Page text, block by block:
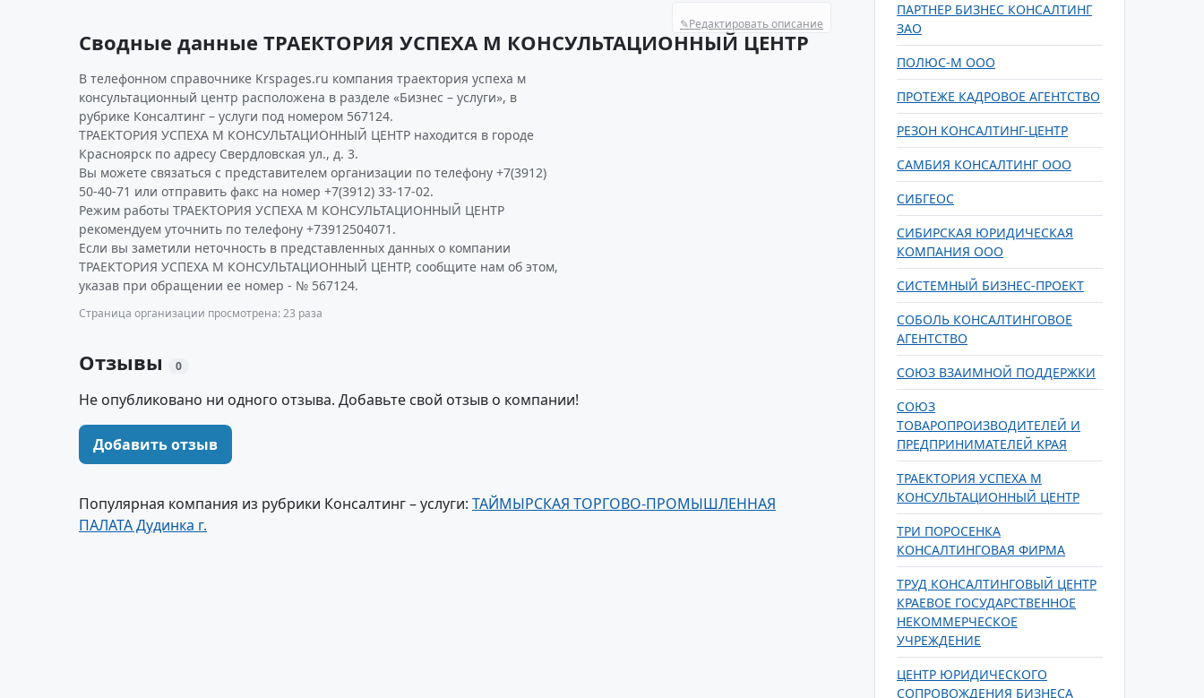
✎Редактировать описание
Сводные данные ТРАЕКТОРИЯ УСПЕХА М КОНСУЛЬТАЦИОННЫЙ ЦЕНТР
В телефонном справочнике Krspages.ru компания траектория успеха м
консультационный центр расположена в разделе «Бизнес – услуги», в
рубрике Консалтинг – услуги под номером 567124.
ТРАЕКТОРИЯ УСПЕХА М КОНСУЛЬТАЦИОННЫЙ ЦЕНТР находится в городе
Красноярск по адресу Свердловская ул., д. 3.
Вы можете связаться с представителем организации по телефону +7(3912)
50-40-71 или отправить факс на номер +7(3912) 33-17-02.
Режим работы ТРАЕКТОРИЯ УСПЕХА М КОНСУЛЬТАЦИОННЫЙ ЦЕНТР
рекомендуем уточнить по телефону +73912504071.
Если вы заметили неточность в представленных данных о компании
ТРАЕКТОРИЯ УСПЕХА М КОНСУЛЬТАЦИОННЫЙ ЦЕНТР, сообщите нам об этом,
указав при обращении ее номер - № 567124.
Страница организации просмотрена: 23 раза
Отзывы 0
Не опубликовано ни одного отзыва. Добавьте свой отзыв о компании!
Добавить отзыв
Популярная компания из рубрики Консалтинг – услуги: ТАЙМЫРСКАЯ ТОРГОВО-ПРОМЫШЛЕННАЯ
ПАЛАТА Дудинка г.
ПАРТНЕР БИЗНЕС КОНСАЛТИНГ
ЗАО
ПОЛЮС-М ООО
ПРОТЕЖЕ КАДРОВОЕ АГЕНТСТВО
РЕЗОН КОНСАЛТИНГ-ЦЕНТР
САМБИЯ КОНСАЛТИНГ ООО
СИБГЕОС
СИБИРСКАЯ ЮРИДИЧЕСКАЯ
КОМПАНИЯ ООО
СИСТЕМНЫЙ БИЗНЕС-ПРОЕКТ
СОБОЛЬ КОНСАЛТИНГОВОЕ
АГЕНТСТВО
СОЮЗ ВЗАИМНОЙ ПОДДЕРЖКИ
СОЮЗ
ТОВАРОПРОИЗВОДИТЕЛЕЙ И
ПРЕДПРИНИМАТЕЛЕЙ КРАЯ
ТРАЕКТОРИЯ УСПЕХА М
КОНСУЛЬТАЦИОННЫЙ ЦЕНТР
ТРИ ПОРОСЕНКА
КОНСАЛТИНГОВАЯ ФИРМА
ТРУД КОНСАЛТИНГОВЫЙ ЦЕНТР
КРАЕВОЕ ГОСУДАРСТВЕННОЕ
НЕКОММЕРЧЕСКОЕ
УЧРЕЖДЕНИЕ
ЦЕНТР ЮРИДИЧЕСКОГО
СОПРОВОЖДЕНИЯ БИЗНЕСА